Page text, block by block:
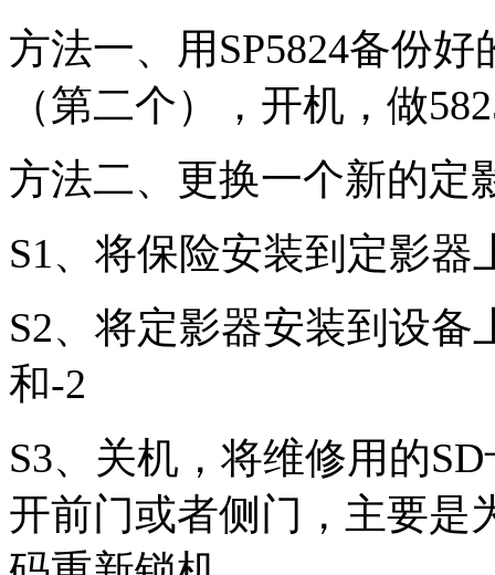
方法一、用SP5824备份
（第二个），开机，做
方法二、更换一个新的定
S1、将保险安装到定影
S2、将定影器安装到设备
和-2
S3、关机，将维修用的
开前门或者侧门，主要是